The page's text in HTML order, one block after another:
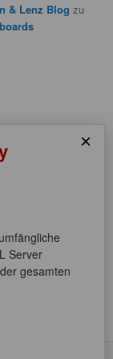
& Lenz Blog zu
×
Server
gesamten